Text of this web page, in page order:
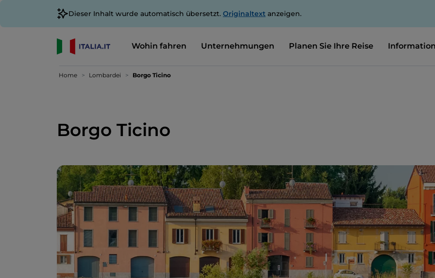
Dieser Inhalt wurde automatisch übersetzt. Originaltext anzeigen.
Wohin fahren Unternehmungen Planen Sie Ihre Reise
Home Lombardei Borgo Ticino
Borgo Ticino